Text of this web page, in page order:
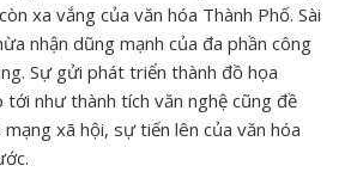
xa vắng của văn hóa Thành Phố. Sài
nhận dũng mạnh của đa phần công
Sự gửi phát triển thành đồ họa
như thành tích văn nghệ cũng đề
xã hội, sự tiến lên của văn hóa